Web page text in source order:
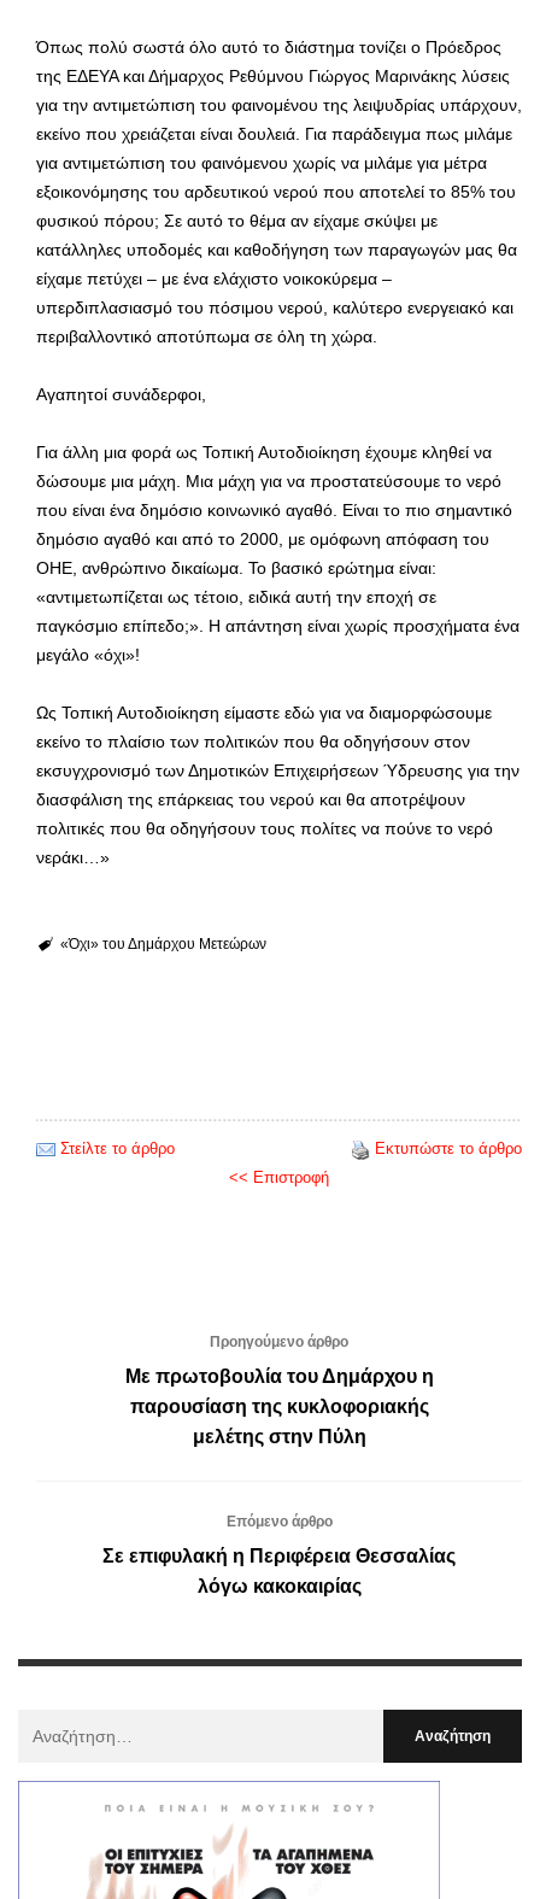
Όπως πολύ σωστά όλο αυτό το διάστημα τονίζει ο Πρόεδρος
της ΕΔΕΥΑ και Δήμαρχος Ρεθύμνου Γιώργος Μαρινάκης λύσεις
για την αντιμετώπιση του φαινομένου της λειψυδρίας υπάρχουν,
εκείνο που χρειάζεται είναι δουλειά. Για παράδειγμα πως μιλάμε
για αντιμετώπιση του φαινόμενου χωρίς να μιλάμε για μέτρα
εξοικονόμησης του αρδευτικού νερού που αποτελεί το 85% του
φυσικού πόρου; Σε αυτό το θέμα αν είχαμε σκύψει με
κατάλληλες υποδομές και καθοδήγηση των παραγωγών μας θα
είχαμε πετύχει – με ένα ελάχιστο νοικοκύρεμα –
υπερδιπλασιασμό του πόσιμου νερού, καλύτερο ενεργειακό και
περιβαλλοντικό αποτύπωμα σε όλη τη χώρα.
Αγαπητοί συνάδερφοι,
Για άλλη μια φορά ως Τοπική Αυτοδιοίκηση έχουμε κληθεί να
δώσουμε μια μάχη. Μια μάχη για να προστατεύσουμε το νερό
που είναι ένα δημόσιο κοινωνικό αγαθό. Είναι το πιο σημαντικό
δημόσιο αγαθό και από το 2000, με ομόφωνη απόφαση του
ΟΗΕ, ανθρώπινο δικαίωμα. Το βασικό ερώτημα είναι:
«αντιμετωπίζεται ως τέτοιο, ειδικά αυτή την εποχή σε
παγκόσμιο επίπεδο;». Η απάντηση είναι χωρίς προσχήματα ένα
μεγάλο «όχι»!
Ως Τοπική Αυτοδιοίκηση είμαστε εδώ για να διαμορφώσουμε
εκείνο το πλαίσιο των πολιτικών που θα οδηγήσουν στον
εκσυγχρονισμό των Δημοτικών Επιχειρήσεων Ύδρευσης για την
διασφάλιση της επάρκειας του νερού και θα αποτρέψουν
πολιτικές που θα οδηγήσουν τους πολίτες να πούνε το νερό
νεράκι…»
«Όχι» του Δημάρχου Μετεώρων
Στείλτε το άρθρο
Εκτυπώστε το άρθρο
<< Επιστροφή
Προηγούμενο άρθρο
Με πρωτοβουλία του Δημάρχου η
παρουσίαση της κυκλοφοριακής
μελέτης στην Πύλη
Επόμενο άρθρο
Σε επιφυλακή η Περιφέρεια Θεσσαλίας
λόγω κακοκαιρίας
: